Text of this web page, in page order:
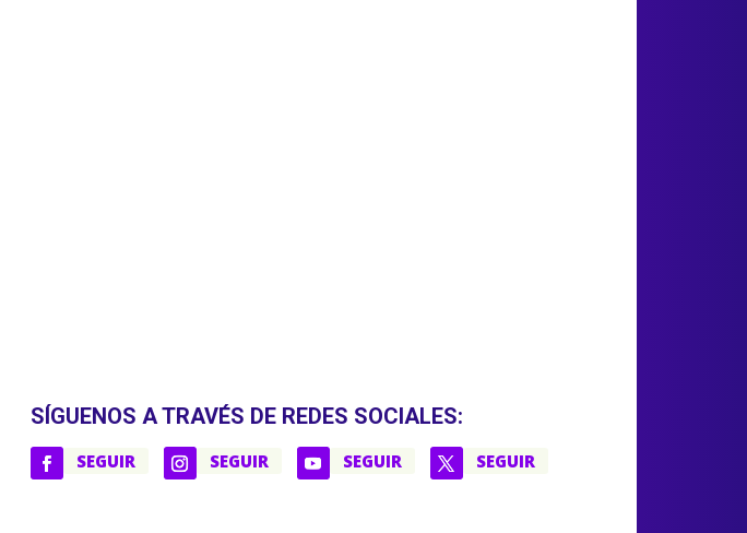
SÍGUENOS A TRAVÉS DE REDES SOCIALES:
SEGUIR SEGUIR SEGUIR SEGUIR